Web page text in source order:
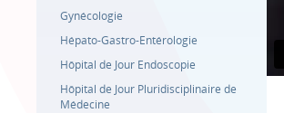
Gynécologie
Hépato-Gastro-Entérologie
Hôpital de Jour Endoscopie
Hôpital de Jour Pluridisciplinaire de
Médecine